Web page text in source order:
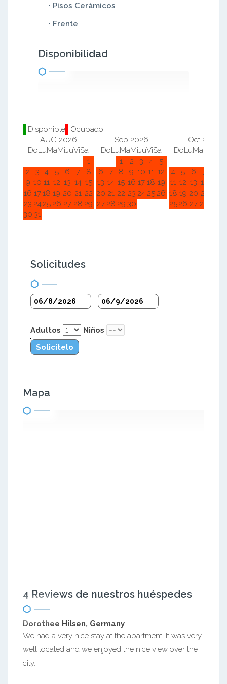
• Pisos Cerámicos
• Frente
Disponibilidad
Disponible
Ocupado
AUG 2026
DoLuMaMiJuViSa
1
2
3 4 5 6 7
8
9 10 11 12 13 14 15
16 1718 19 20 21 22
23 2425 26 27 28 29
30 31
Sep 2026
DoLuMaMiJuViSa
1
2 3 4
5
6
7 8 9 10 11 12
13 14 15 16 17 18 19
20 21 22 23 24 25 26
27 28 29 30
Oct 2026
DoLuMaMi
4
5 6 7
11 12 13 14
18 19 20 21
2526 27 28
Solicitudes
Adultos
Niños
Solicítelo
Mapa
4 Reviews de nuestros huéspedes
Dorothee Hilsen, Germany
We had a very nice stay at the apartment. It was very
well located and we enjoyed the nice view over the
city.